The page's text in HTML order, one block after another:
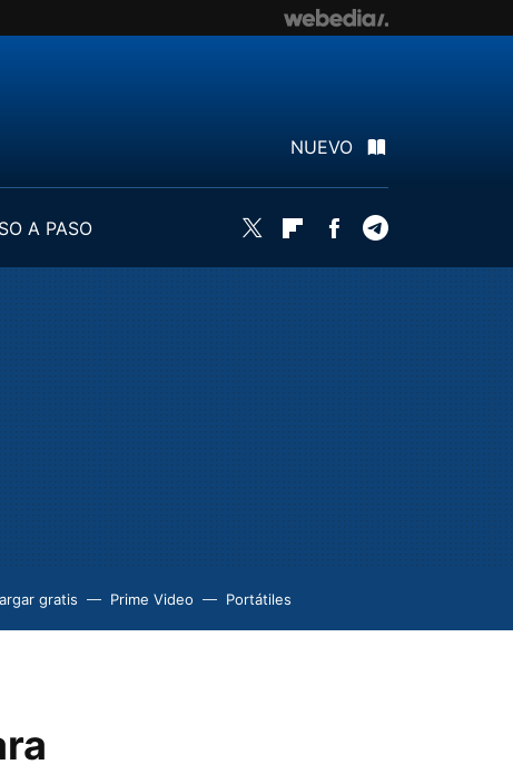
NUEVO
A PASO
Twitter FlipboardFacebook
gratis Prime Video Portátiles